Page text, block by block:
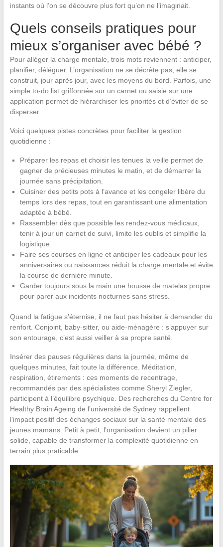
instants où l’on se découvre plus fort qu’on ne l’imaginait.
Quels conseils pratiques pour
mieux s’organiser avec bébé ?
Pour alléger la charge mentale, trois mots reviennent : anticiper,
planifier, déléguer. L’organisation ne se décrète pas, elle se
construit, jour après jour, avec les moyens du bord. Parfois, une
simple to-do list griffonnée sur un carnet ou saisie sur une
application permet de hiérarchiser les priorités et d’éviter de se
disperser.
Voici quelques pistes concrètes pour faciliter la gestion
quotidienne :
Préparer les repas et choisir les tenues la veille permet de
gagner de précieuses minutes le matin, et de démarrer la
journée sans précipitation.
Cuisiner des petits pots à l’avance et les congeler libère du
temps lors des repas, tout en garantissant une alimentation
adaptée à bébé.
Rassembler dès que possible les rendez-vous médicaux,
tenir à jour un carnet de suivi, limite les oublis et simplifie la
logistique.
Faire ses courses en ligne et anticiper les cadeaux pour les
anniversaires ou naissances réduit la charge mentale et évite
la course de dernière minute.
Garder toujours sous la main une housse de matelas propre
pour parer aux incidents nocturnes sans stress.
Quand la fatigue s’éternise, il ne faut pas hésiter à demander du
renfort. Conjoint, baby-sitter, ou aide-ménagère : s’appuyer sur
son entourage, c’est aussi veiller à sa propre santé.
Insérer des pauses régulières dans la journée, même de
quelques minutes, fait toute la différence. Méditation,
respiration, étirements : ces moments de recentrage,
recommandés par des spécialistes comme Sheryl Ziegler,
participent à l’équilibre psychique. Des recherches du Centre for
Healthy Brain Ageing de l’université de Sydney rappellent
l’impact positif des échanges sociaux sur la santé mentale des
jeunes mamans. Petit à petit, l’organisation devient un pilier
solide, capable de transformer la complexité quotidienne en
terrain plus praticable.